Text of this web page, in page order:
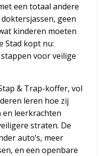
een totaal andere
geen
kinderen moeten
Stad kopt nu:
stappen voor veilige
& Trap-koffer, vol
leren hoe zij
en leerkrachten
straten. De
auto’s, meer
en een openbare